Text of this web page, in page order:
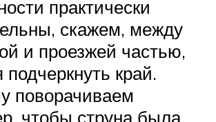
практически
скажем, между
и проезжей частью,
подчеркнуть край.
поворачиваем
чтобы струна была